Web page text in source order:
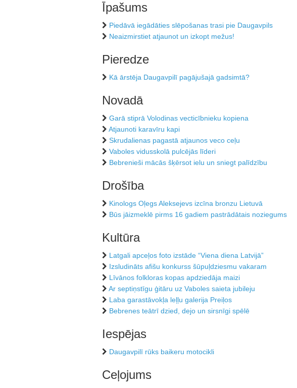
Īpašums
Piedāvā iegādāties slēpošanas trasi pie Daugavpils
Neaizmirstiet atjaunot un izkopt mežus!
Pieredze
Kā ārstēja Daugavpilī pagājušajā gadsimtā?
Novadā
Garā stiprā Volodinas vecticībnieku kopiena
Atjaunoti karavīru kapi
Skrudalienas pagastā atjaunos veco ceļu
Vaboles vidusskolā pulcējās līderi
Bebrenieši mācās šķērsot ielu un sniegt palīdzību
Drošība
Kinologs Oļegs Aleksejevs izcīna bronzu Lietuvā
Būs jāizmeklē pirms 16 gadiem pastrādātais noziegums
Kultūra
Latgali apceļos foto izstāde “Viena diena Latvijā”
Izsludināts afišu konkurss šūpuļdziesmu vakaram
Līvānos folkloras kopas apdziedāja maizi
Ar septiņstīgu ģitāru uz Vaboles saieta jubileju
Laba garastāvokļa leļļu galerija Preiļos
Bebrenes teātrī dzied, dejo un sirsnīgi spēlē
Iespējas
Daugavpilī rūks baikeru motocikli
Ceļojums